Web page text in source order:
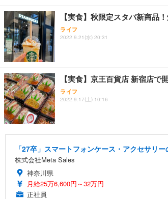
【実食】秋限定スタバ新商品
ライフ
2022.9.21(水) 20:31
【実食】京王百貨店 新宿店で
ライフ
2022.9.17(土) 10:16
「27卒」スマートフォンケース・アクセサリ
株式会社Meta Sales
神奈川県
月給25万6,600円～32万円
正社員